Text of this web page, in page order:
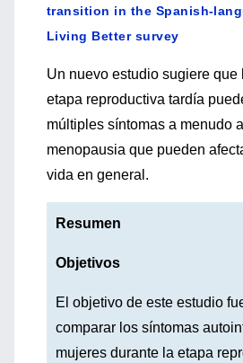
transition in the Spanish-
Living Better survey
Un nuevo estudio sugiere que
etapa reproductiva tardía
múltiples síntomas a menudo
menopausia que pueden
vida en general.
Resumen
Objetivos
El objetivo de este estudio
comparar los síntomas
mujeres durante la etapa